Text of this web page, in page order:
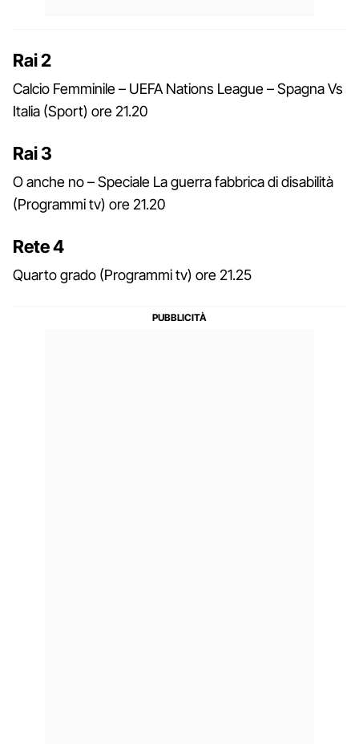
Rai 2
Calcio Femminile – UEFA Nations League – Spagna Vs
Italia (Sport) ore 21.20
Rai 3
O anche no – Speciale La guerra fabbrica di disabilità
(Programmi tv) ore 21.20
Rete 4
Quarto grado (Programmi tv) ore 21.25